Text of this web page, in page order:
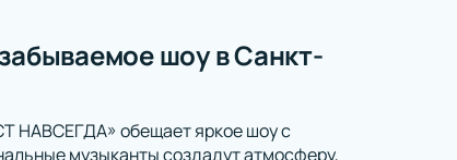
шоу в Санкт-
НАВСЕГДА» обещает яркое шоу с
музыканты создадут атмосферу,